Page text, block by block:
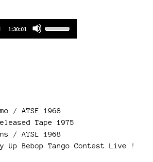
Total
1:30:01
/ ATSE 1968
Tape 1975
/ ATSE 1968
Up Bebop Tango Contest Live !